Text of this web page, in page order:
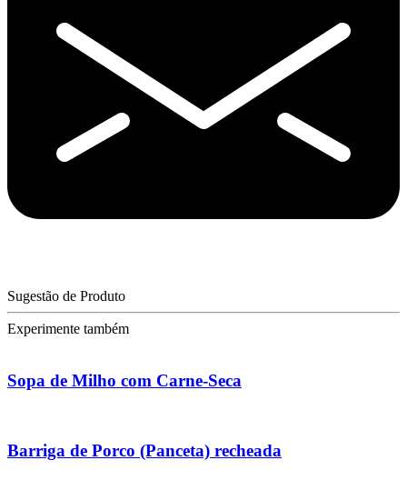
Sugestão de Produto
Experimente também
Sopa de Milho com Carne-Seca
Barriga de Porco (Panceta) recheada